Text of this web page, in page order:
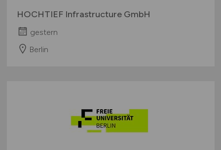
HOCHTIEF Infrastructure GmbH
gestern
Berlin